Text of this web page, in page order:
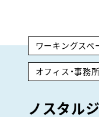
ワーキングスペ
オフィス・事務所
ノスタル